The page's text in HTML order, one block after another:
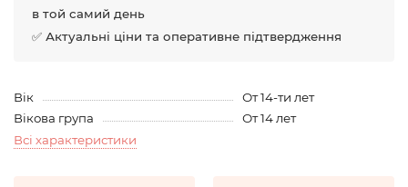
в той самий день
✅ Актуальні ціни та оперативне підтвердження
Вік
От 14-ти лет
Вікова група
От 14 лет
Всі характеристики